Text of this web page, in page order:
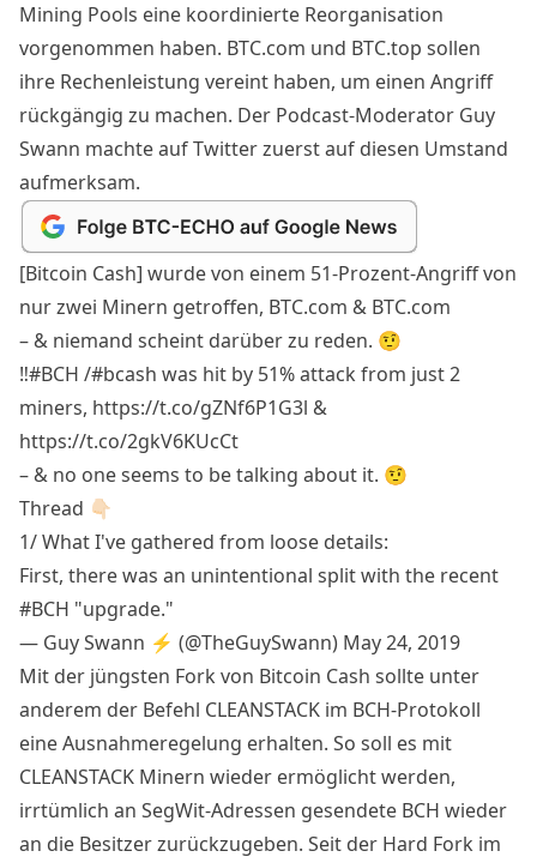
Mining Pools eine koordinierte Reorganisation
vorgenommen haben. BTC.com und BTC.top sollen
ihre Rechenleistung vereint haben, um einen Angriff
rückgängig zu machen. Der Podcast-Moderator Guy
Swann machte auf Twitter zuerst auf diesen Umstand
aufmerksam.
[Bitcoin Cash] wurde von einem 51-Prozent-Angriff von
nur zwei Minern getroffen, BTC.com & BTC.com
– & niemand scheint darüber zu reden. 🤨
‼️#BCH /#bcash was hit by 51% attack from just 2
miners, https://t.co/gZNf6P1G3l &
https://t.co/2gkV6KUcCt
– & no one seems to be talking about it. 🤨
Thread 👇🏻
1/ What I've gathered from loose details:
First, there was an unintentional split with the recent
#BCH "upgrade."
— Guy Swann ⚡️ (@TheGuySwann) May 24, 2019
Mit der jüngsten Fork von Bitcoin Cash sollte unter
anderem der Befehl CLEANSTACK im BCH-Protokoll
eine Ausnahmeregelung erhalten. So soll es mit
CLEANSTACK Minern wieder ermöglicht werden,
irrtümlich an SegWit-Adressen gesendete BCH wieder
an die Besitzer zurückzugeben. Seit der Hard Fork im